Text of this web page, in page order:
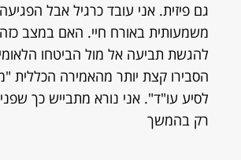
גם פיזית. אני עובד כרגיל אבל
משמעותית באורח חיי. האם במצב
להגשת תביעה אל מול הביטחו
הסבירו קצת יותר מהאמירה הכללית
לסיע עו"ד". אני נורא מתבייש כך
רק בהמשך